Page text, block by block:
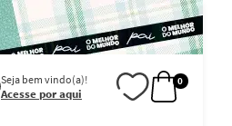
Seja bem vindo(a)!
Acesse por aqui
0